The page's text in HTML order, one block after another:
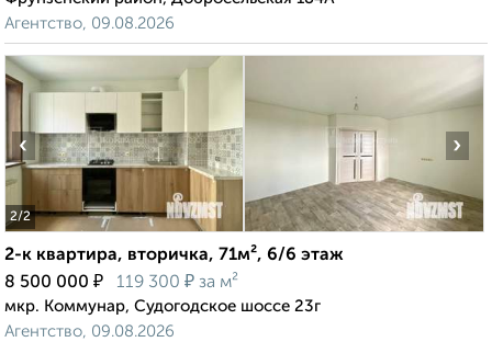
Агентство, 09.08.2026
2/2
‹ ›
2-к квартира, вторичка, 71м², 6/6 этаж
8 500 000 ₽ 119 300 ₽ за м²
мкр. Коммунар, Судогодское шоссе 23г
Агентство, 09.08.2026